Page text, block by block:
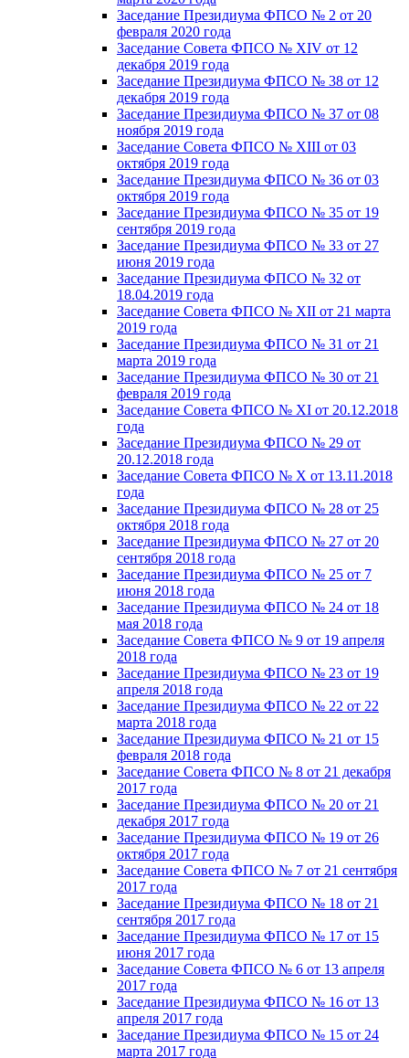
Заседание Президиума ФПСО № 2 от 20
февраля 2020 года
Заседание Совета ФПСО № XIV от 12
декабря 2019 года
Заседание Президиума ФПСО № 38 от 12
декабря 2019 года
Заседание Президиума ФПСО № 37 от 08
ноября 2019 года
Заседание Совета ФПСО № XIII от 03
октября 2019 года
Заседание Президиума ФПСО № 36 от 03
октября 2019 года
Заседание Президиума ФПСО № 35 от 19
сентября 2019 года
Заседание Президиума ФПСО № 33 от 27
июня 2019 года
Заседание Президиума ФПСО № 32 от
18.04.2019 года
Заседание Совета ФПСО № XII от 21 марта
2019 года
Заседание Президиума ФПСО № 31 от 21
марта 2019 года
Заседание Президиума ФПСО № 30 от 21
февраля 2019 года
Заседание Совета ФПСО № XI от 20.12.2018
года
Заседание Президиума ФПСО № 29 от
20.12.2018 года
Заседание Совета ФПСО № X от 13.11.2018
года
Заседание Президиума ФПСО № 28 от 25
октября 2018 года
Заседание Президиума ФПСО № 27 от 20
сентября 2018 года
Заседание Президиума ФПСО № 25 от 7
июня 2018 года
Заседание Президиума ФПСО № 24 от 18
мая 2018 года
Заседание Совета ФПСО № 9 от 19 апреля
2018 года
Заседание Президиума ФПСО № 23 от 19
апреля 2018 года
Заседание Президиума ФПСО № 22 от 22
марта 2018 года
Заседание Президиума ФПСО № 21 от 15
февраля 2018 года
Заседание Совета ФПСО № 8 от 21 декабря
2017 года
Заседание Президиума ФПСО № 20 от 21
декабря 2017 года
Заседание Президиума ФПСО № 19 от 26
октября 2017 года
Заседание Совета ФПСО № 7 от 21 сентября
2017 года
Заседание Президиума ФПСО № 18 от 21
сентября 2017 года
Заседание Президиума ФПСО № 17 от 15
июня 2017 года
Заседание Совета ФПСО № 6 от 13 апреля
2017 года
Заседание Президиума ФПСО № 16 от 13
апреля 2017 года
Заседание Президиума ФПСО № 15 от 24
марта 2017 года